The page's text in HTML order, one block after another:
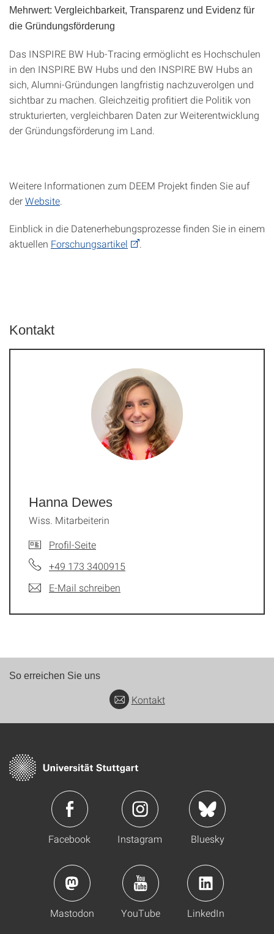
Mehrwert: Vergleichbarkeit, Transparenz und Evidenz für
die Gründungsförderung
Das INSPIRE BW Hub-Tracing ermöglicht es Hochschulen
in den INSPIRE BW Hubs und den INSPIRE BW Hubs an
sich, Alumni-Gründungen langfristig nachzuverolgen und
sichtbar zu machen. Gleichzeitig profitiert die Politik von
strukturierten, vergleichbaren Daten zur Weiterentwicklung
der Gründungsförderung im Land.
Weitere Informationen zum DEEM Projekt finden Sie auf
derWebsite
Einblick in die Datenerhebungsprozesse finden Sie in einem
aktuellen Forschungsartikel
Kontakt
Hanna Dewes
Wiss. Mitarbeiterin
Profil-Seite
+49 173 3400915
E-Mail schreiben
So erreichen Sie uns
Kontakt
Facebook Instagram Bluesky
Mastodon YouTube LinkedIn